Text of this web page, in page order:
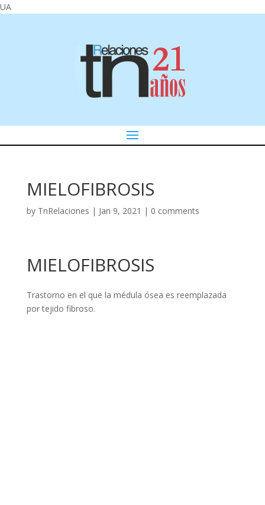
UA
MIELOFIBROSIS
by TnRelaciones | Jan 9, 2021 | 0 comments
MIELOFIBROSIS
Trastorno en el que la médula ósea es reemplazada
por tejido fibroso.